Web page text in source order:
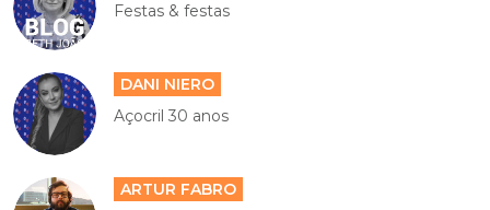
Festas & festas
DANI NIERO
Açocril 30 anos
ARTUR FABRO